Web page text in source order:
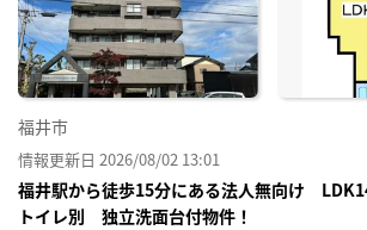
福井市
情報更新日 2026/08/02 13:01
福井駅から徒歩15分にある法人無向け
トイレ別 独立洗面台付物件！